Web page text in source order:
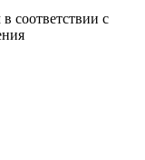
соответствии с